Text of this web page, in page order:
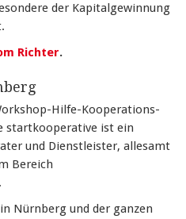
der Kapitalgewinnung
Richter.
Hilfe-Kooperations-
startkooperative ist ein
und Dienstleister, allesamt
Bereich
Nürnberg und der ganzen